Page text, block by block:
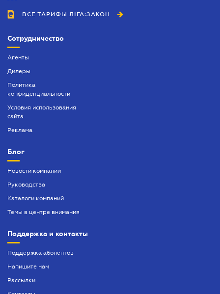
ВСЕ ТАРИФЫ ЛІГА:ЗАКОН
Сотрудничество
Агенты
Дилеры
Политика
конфиденциальности
Условия использования
сайта
Реклама
Блог
Новости компании
Руководства
Каталоги компаний
Темы в центре внимания
Поддержка и контакты
Поддержка абонентов
Напишите нам
Рассылки